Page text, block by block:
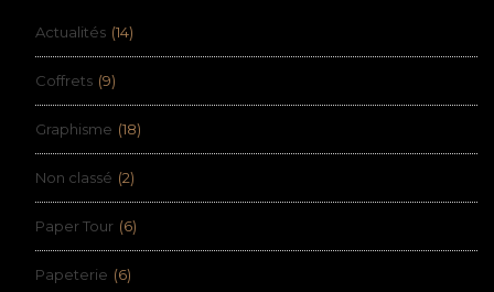
Actualités (14)
Coffrets (9)
Graphisme (18)
Non classé (2)
Paper Tour (6)
Papeterie (6)